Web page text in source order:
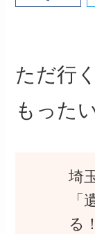
ただ行
もった
埼
「
る